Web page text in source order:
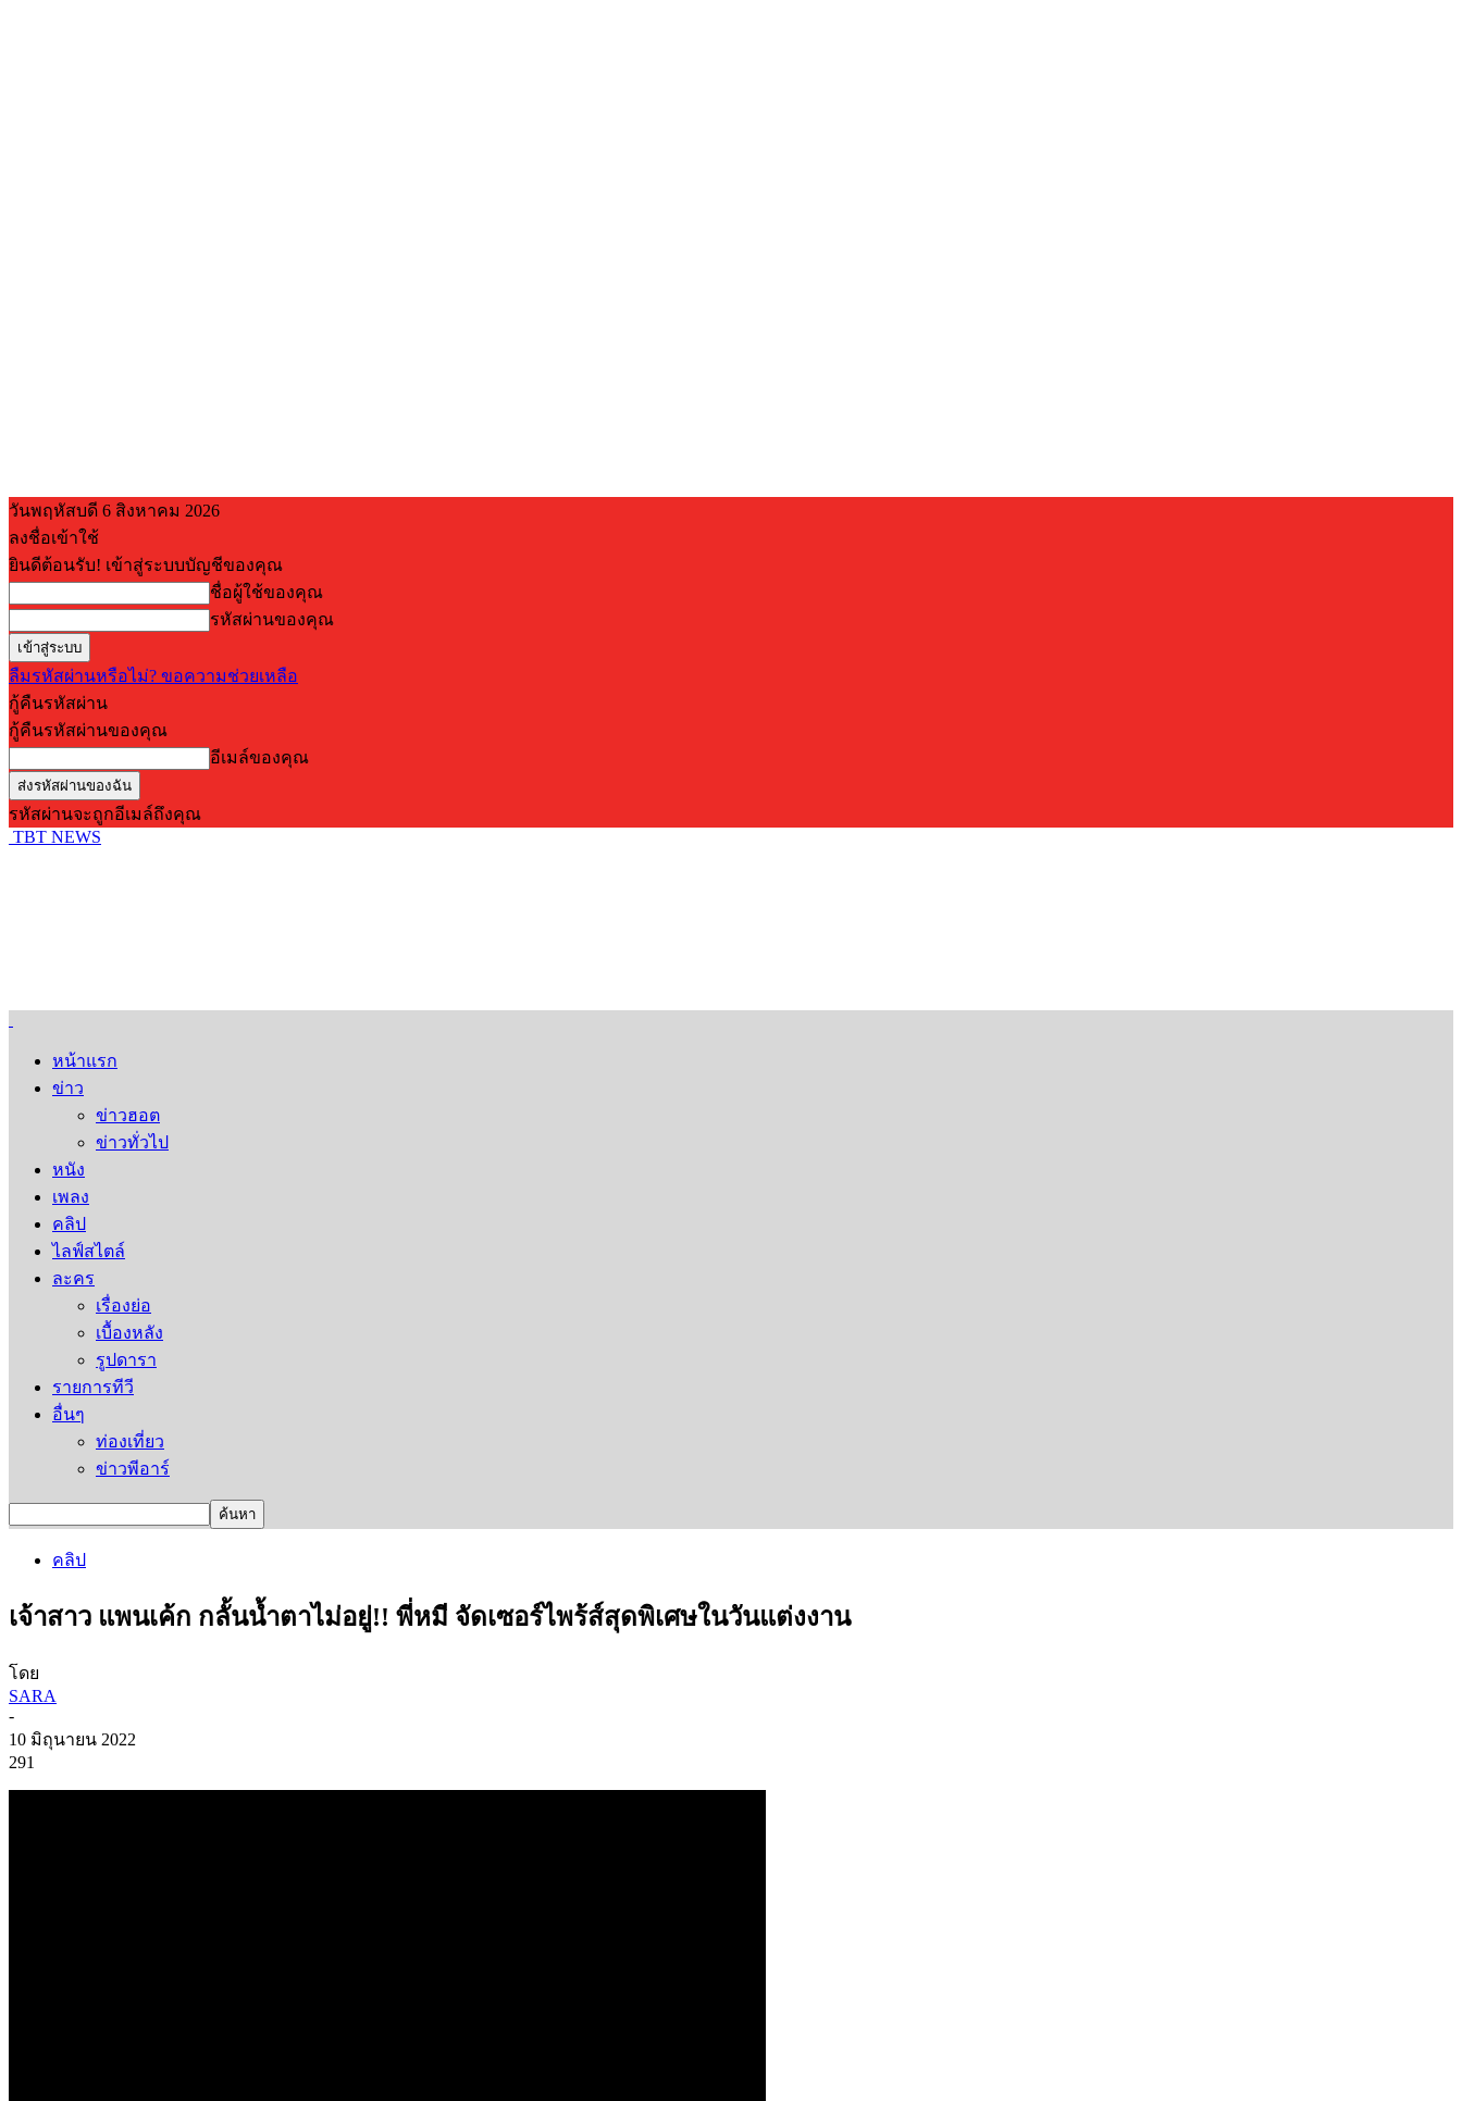
วันพฤหัสบดี 6 สิงหาคม 2026
ลงชื่อเข้าใช้
ยินดีต้อนรับ! เข้าสู่ระบบบัญชีของคุณ
ชื่อผู้ใช้ของคุณ
รหัสผ่านของคุณ
ลืมรหัสผ่านหรือไม่? ขอความช่วยเหลือ
กู้คืนรหัสผ่าน
กู้คืนรหัสผ่านของคุณ
อีเมล์ของคุณ
รหัสผ่านจะถูกอีเมล์ถึงคุณ
TBT NEWS
หน้าแรก
ข่าว
ข่าวฮอต
ข่าวทั่วไป
หนัง
เพลง
คลิป
ไลฟ์สไตล์
ละคร
เรื่องย่อ
เบื้องหลัง
รูปดารา
รายการทีวี
อื่นๆ
ท่องเที่ยว
ข่าวพีอาร์
คลิป
เจ้าสาว แพนเค้ก กลั้นน้ำตาไม่อยู่!! พี่หมี จัดเซอร์ไพร้ส์สุดพิเศษในวันแต่งงาน
โดย
SARA
-
10 มิถุนายน 2022
291